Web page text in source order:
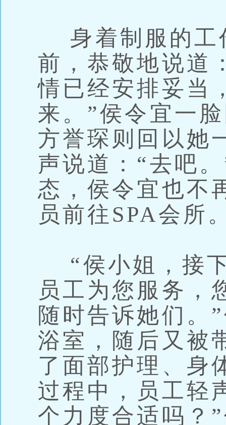
身着制服的工
前，恭敬地说道
情已经安排妥当
来。”侯令宜一
方誉琛则回以她
声说道：“去吧
态，侯令宜也不
员前往SPA会所
“侯小姐，接
员工为您服务，
随时告诉她们。
浴室，随后又被
了面部护理、身
过程中，员工轻
个力度合适吗？